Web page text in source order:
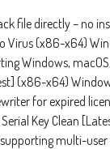
file directly – no
Virus (x86-x64)
Windows,
(x86-x64)
for expired
Key Clean
multi-